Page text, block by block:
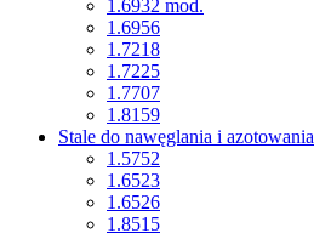
1.6932 mod.
1.6956
1.7218
1.7225
1.7707
1.8159
Stale do nawęglania i azotowania
1.5752
1.6523
1.6526
1.8515